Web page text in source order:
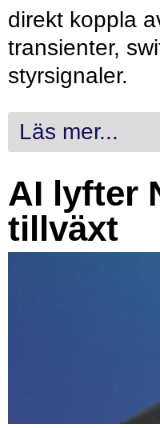
direkt koppla
transienter,
styrsignaler.
Läs mer...
AI lyfter
tillväxt